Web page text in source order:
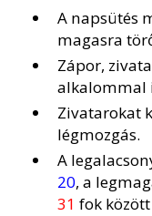
A napsütés
magasra
Zápor,
alkalommal
Zivatarokat
légmozgás.
A
20, a
31 fok